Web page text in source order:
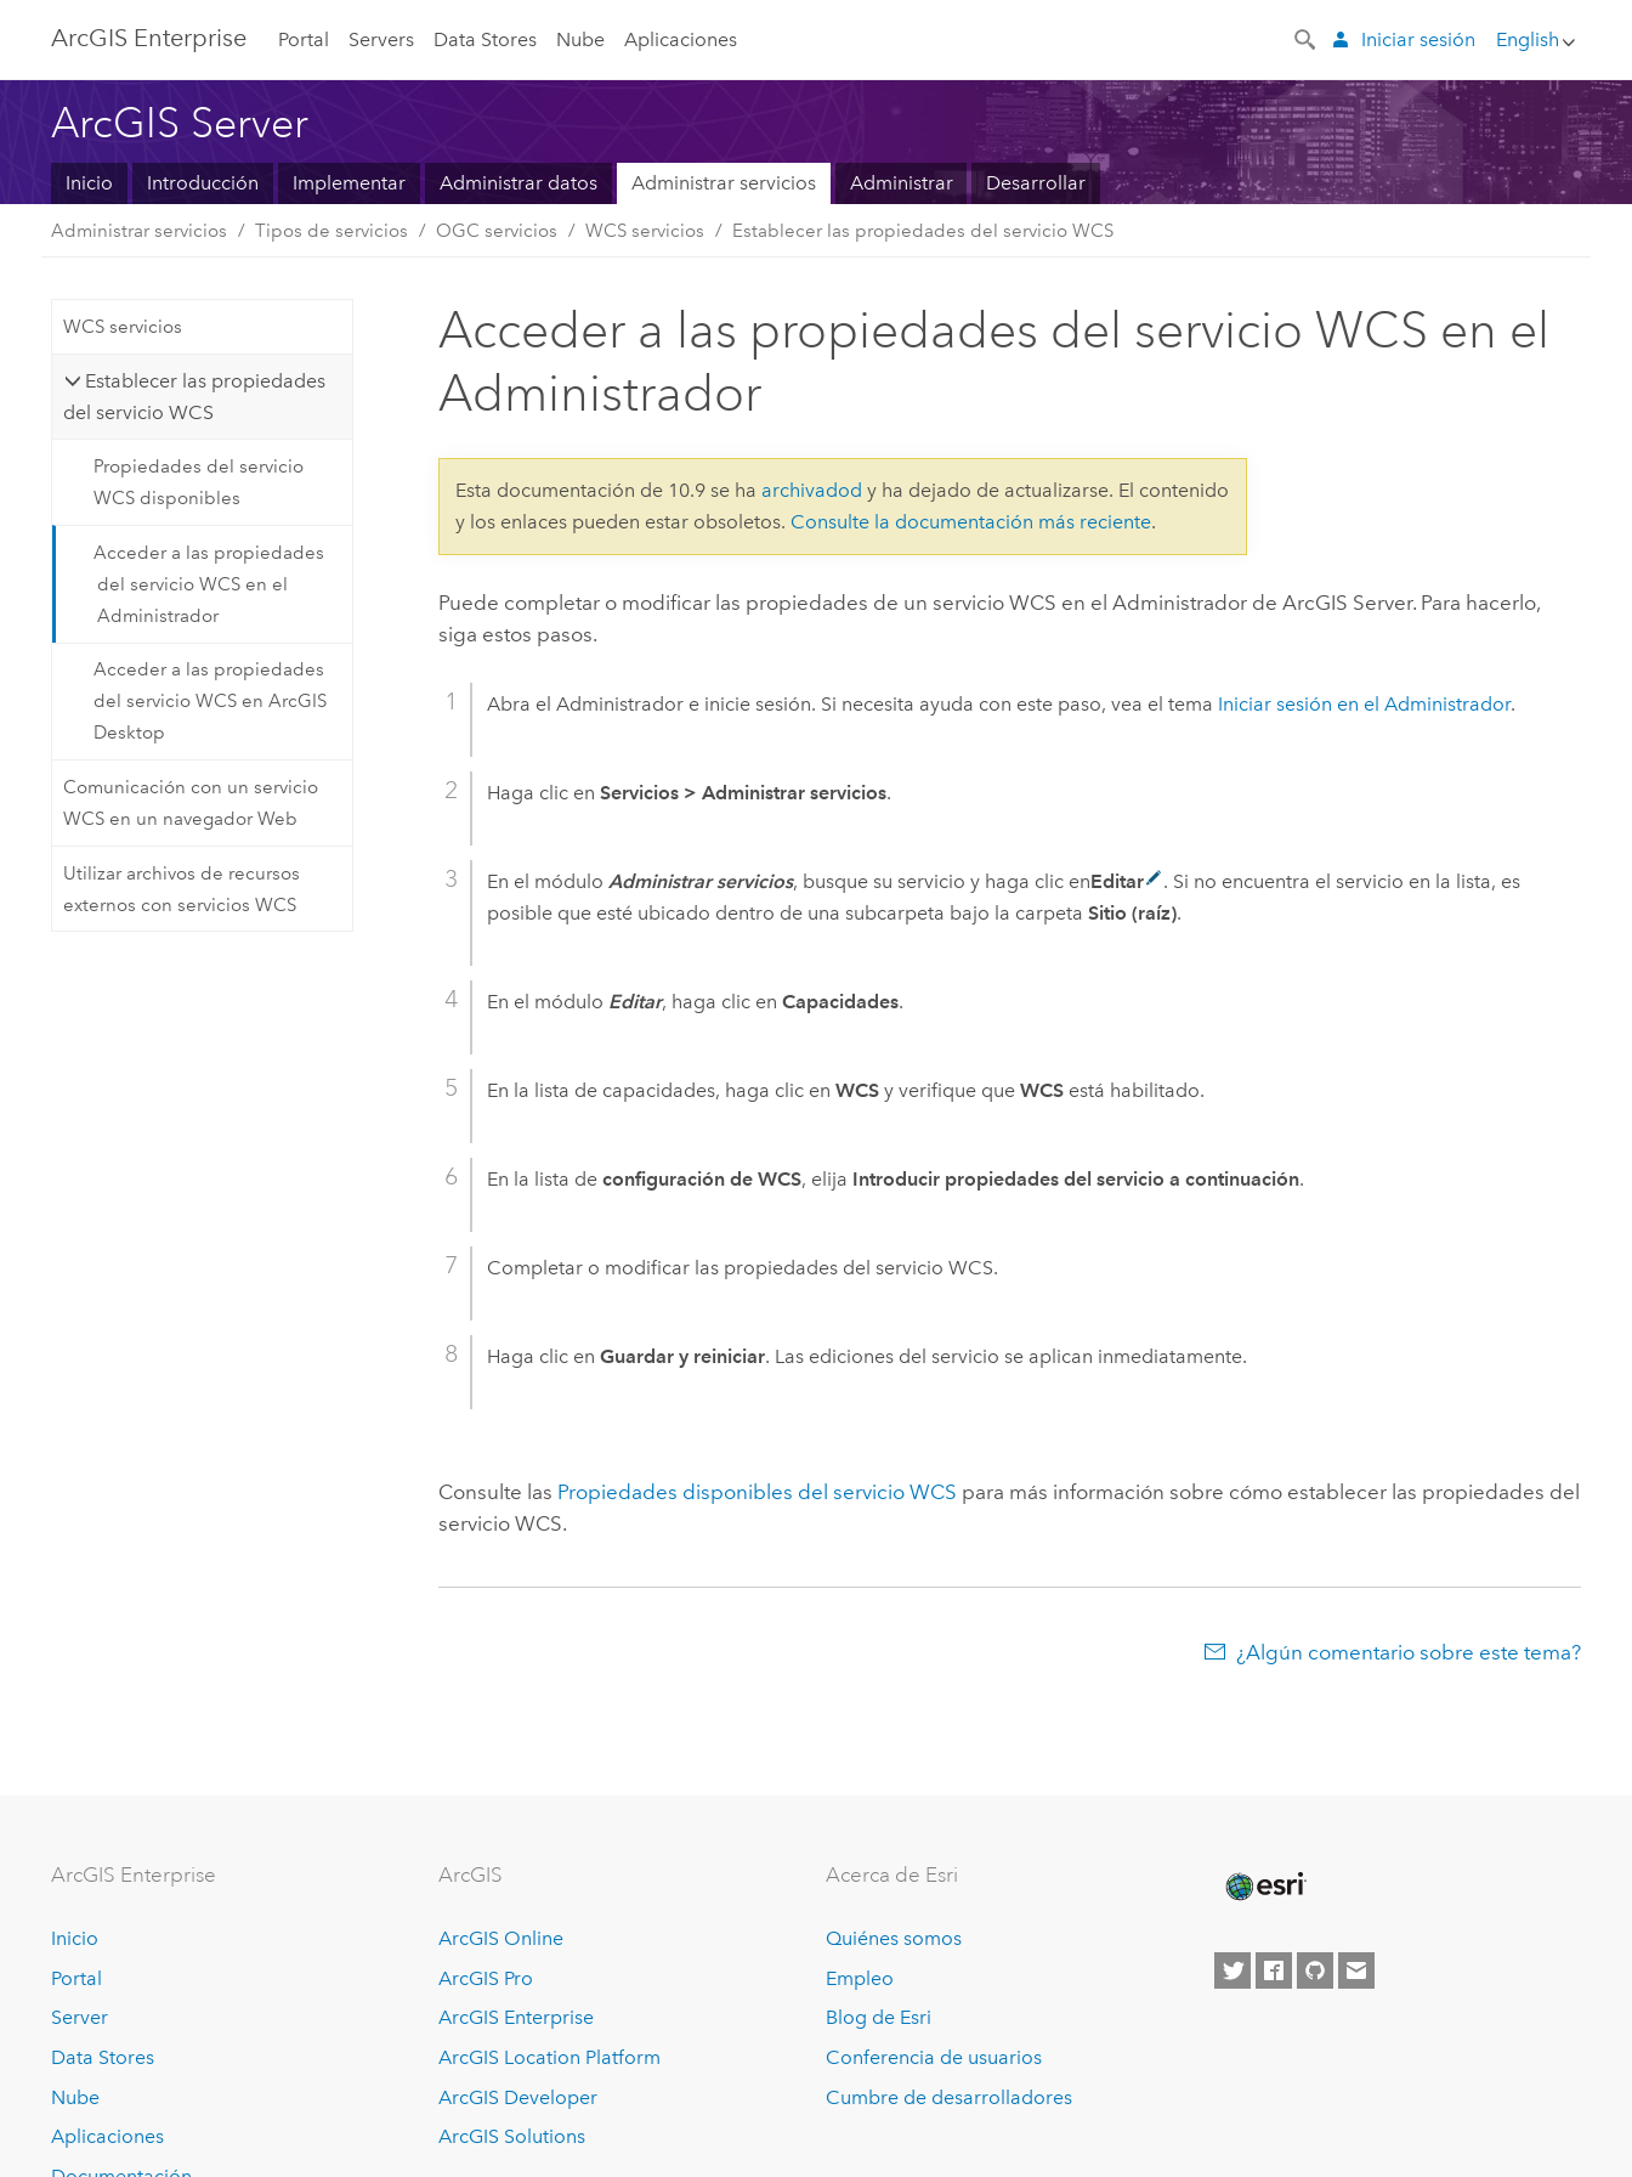
ArcGIS Enterprise Portal Servers Data Stores Nube Aplicaciones English
Iniciar sesión
ArcGIS Server
Inicio Introducción Implementar Administrar datos Administrar servicios Administrar Desarrollar
Administrar servicios Tipos de servicios OGC servicios WCS servicios Establecer las propiedades del servicio WCS
WCS servicios
Establecer las propiedades
del servicio WCS
Propiedades del servicio
WCS disponibles
Acceder a las propiedades
del servicio WCS en el
Administrador
Acceder a las propiedades
del servicio WCS en ArcGIS
Desktop
Comunicación con un servicio
WCS en un navegador Web
Utilizar archivos de recursos
externos con servicios WCS
Acceder a las propiedades del servicio WCS en el
Administrador
Esta documentación de 10.9 se ha archivadod y ha dejado de actualizarse. El contenido
y los enlaces pueden estar obsoletos. Consulte la documentación más reciente.
Puede completar o modificar las propiedades de un servicio WCS en el Administrador de ArcGIS Server. Para hacerlo,
siga estos pasos.
Abra el Administrador e inicie sesión. Si necesita ayuda con este paso, vea el tema Iniciar sesión en el Administrador.
Haga clic enServicios > Administrar servicios.
En el móduloAdministrar servicios, busque su servicio y haga clic enEditar
. Si no encuentra el servicio en la lista, es
posible que esté ubicado dentro de una subcarpeta bajo la carpetaSitio (raíz).
En el módulo Editar, haga clic enCapacidades.
En la lista de capacidades, haga clic enWCS y verifique queWCS está habilitado.
En la lista deconfiguración de WCS, elija Introducir propiedades del servicio a continuación.
Completar o modificar las propiedades del servicio WCS.
Haga clic enGuardar y reiniciar. Las ediciones del servicio se aplican inmediatamente.
Consulte las Propiedades disponibles del servicio WCS para más información sobre cómo establecer las propiedades del
servicio WCS.
¿Algún comentario sobre este tema?
ArcGIS Enterprise
Inicio
Portal
Server
Data Stores
Nube
Aplicaciones
ArcGIS
ArcGIS Online
ArcGIS Pro
ArcGIS Enterprise
ArcGIS Location Platform
ArcGIS Developer
ArcGIS Solutions
Acerca de Esri
Quiénes somos
Empleo
Blog de Esri
Conferencia de usuarios
Cumbre de desarrolladores